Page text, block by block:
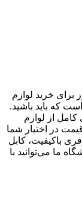
برای خرید لوازم
که باید باشید.
از لوازم
در اختیار شما
باکیفیت، کابل
ما می‌توانید با